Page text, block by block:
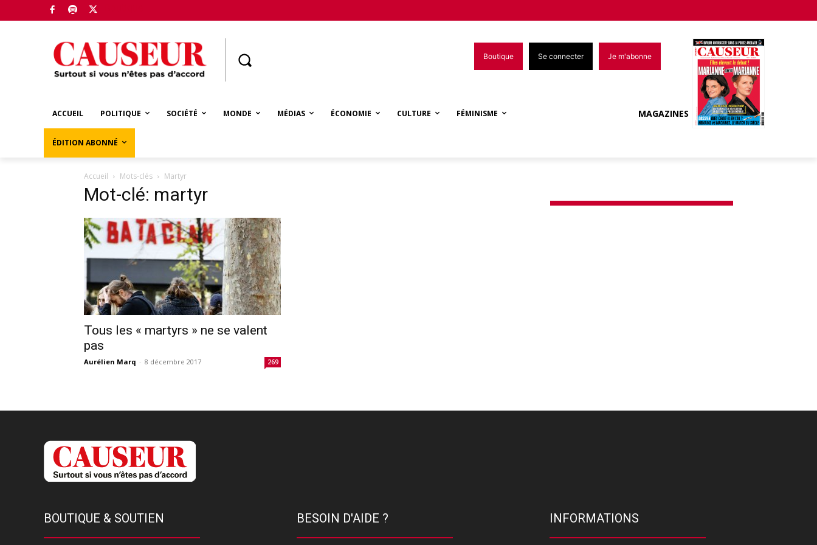
Boutique Se connecter Je m'abonne
ACCUEIL POLITIQUE SOCIÉTÉ MONDE MÉDIAS ÉCONOMIE CULTURE FÉMINISME
ÉDITION ABONNÉ
MAGAZINES
Accueil Mots-clés Martyr
Mot-clé: martyr
Tous les « martyrs » ne se valent
pas
Aurélien Marq - 8 décembre 2017 269
BOUTIQUE & SOUTIEN BESOIN D'AIDE ? INFORMATIONS